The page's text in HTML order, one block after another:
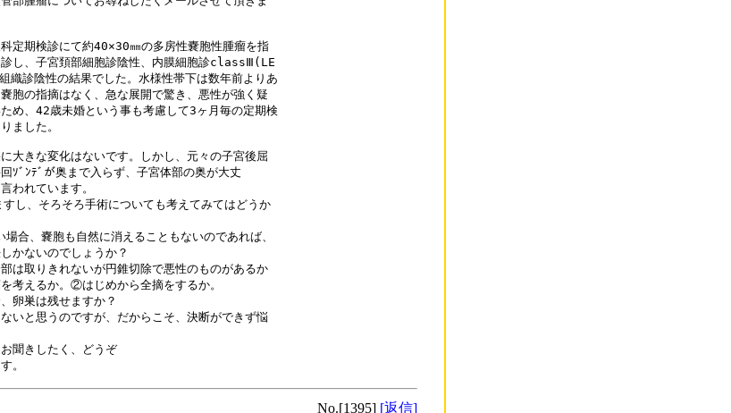
定期検診にて約40×30㎜の多房性嚢胞性腫瘤を指
診し、子宮頚部細胞診陰性、内膜細胞診classⅢ(LE
織診陰性の結果でした。水様性帯下は数年前よりあ
胞の指摘はなく、急な展開で驚き、悪性が強く疑
め、42歳未婚という事も考慮して3ヶ月毎の定期検
ました。
大きな変化はないです。しかし、元々の子宮後屈
ｿﾞﾝﾃﾞが奥まで入らず、子宮体部の奥が大丈
われています。
し、そろそろ手術についても考えてみてはどうか
場合、嚢胞も自然に消えることもないのであれば、
かないのでしょうか？
は取りきれないが円錐切除で悪性のものがあるか
考えるか。②はじめから全摘をするか。
卵巣は残せますか？
いと思うのですが、だからこそ、決断ができず悩
聞きしたく、どうぞ
No.[1395] [返信]